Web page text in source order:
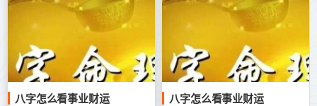
八字怎么看事业财运 八字怎么看事业财运